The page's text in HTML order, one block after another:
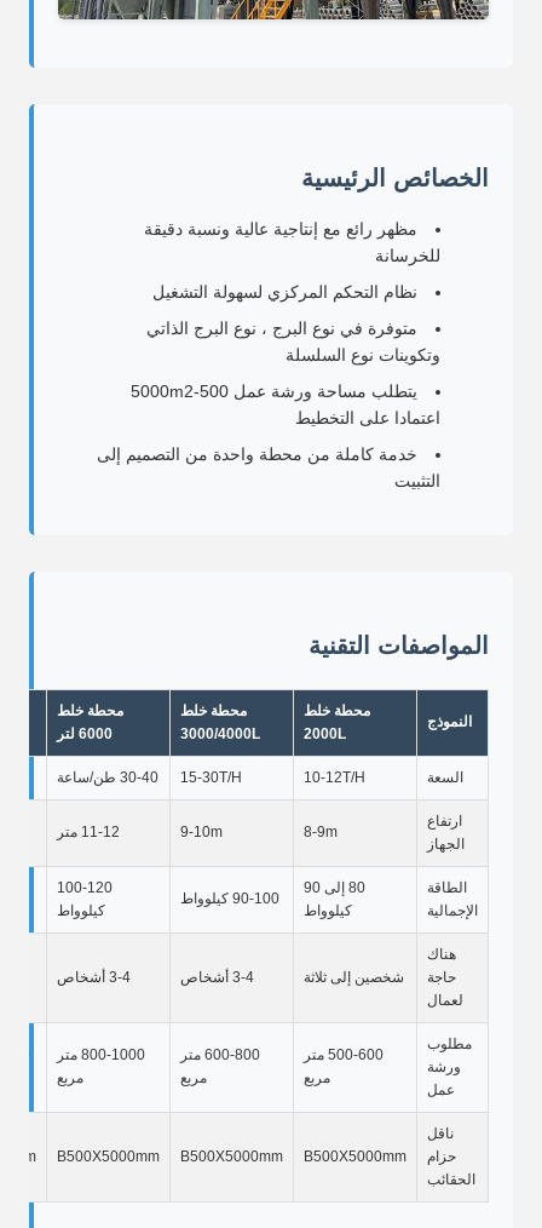
الخصائص الرئيسية
مظهر رائع مع إنتاجية عالية ونسبة دقيقة
للخرسانة
نظام التحكم المركزي لسهولة التشغيل
متوفرة في نوع البرج ، نوع البرج الذاتي
وتكوينات نوع السلسلة
يتطلب مساحة ورشة عمل 500-5000m2
اعتمادا على التخطيط
خدمة كاملة من محطة واحدة من التصميم إلى
التثبيت
المواصفات التقنية
النموذج
محطة خلط
2000L
محطة خلط
3000/4000L
محطة خلط
6000 لتر
السعة 10-12T/H
15-30T/H 30-40 طن/ساعة
ارتفاع
الجهاز
8-9m
9-10m 11-12 متر
الطاقة
الإجمالية
80 إلى 90
كيلوواط
90-100 كيلوواط
100-120
كيلوواط
هناك
حاجة
لعمال
شخصين إلى ثلاثة 3-4 أشخاص 3-4 أشخاص
مطلوب
ورشة
عمل
500-600 متر
مربع
600-800 متر
مربع
800-1000 متر
مربع
ناقل
حزام
الحقائب
B500X5000mm
B500X5000mm
B500X5000mm